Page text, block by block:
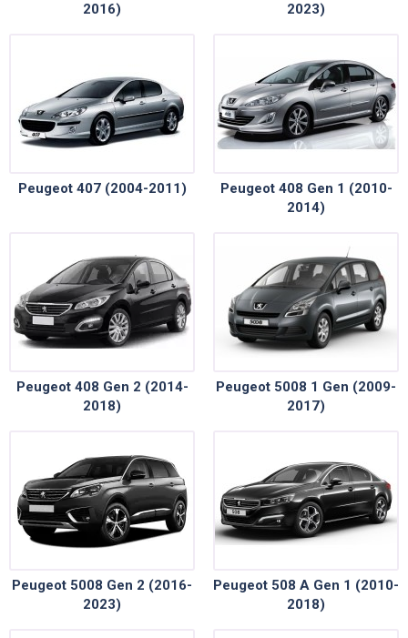
2016)
2023)
Peugeot 407 (2004-2011)
Peugeot 408 Gen 1 (2010-
2014)
Peugeot 408 Gen 2 (2014-
2018)
Peugeot 5008 1 Gen (2009-
2017)
Peugeot 5008 Gen 2 (2016-
2023)
Peugeot 508 A Gen 1 (2010-
2018)